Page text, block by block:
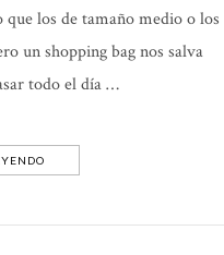
que los de tamaño medio o los
un shopping bag nos salva
todo el día …